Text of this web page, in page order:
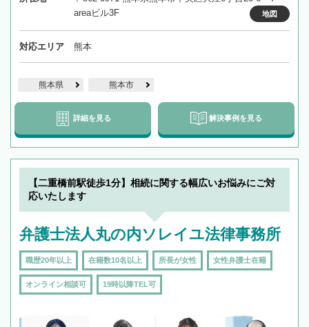
areaビル3F
地図
対応エリア 熊本
熊本県 熊本市
詳細を見る 解決事例を見る
【二重橋前駅徒歩1分】相続に関する幅広いお悩みにご対
応いたします
弁護士法人丸の内ソレイユ法律事務所
職歴20年以上 在籍数10名以上 所長が女性 女性弁護士在籍
オンライン相談可 19時以降TEL可